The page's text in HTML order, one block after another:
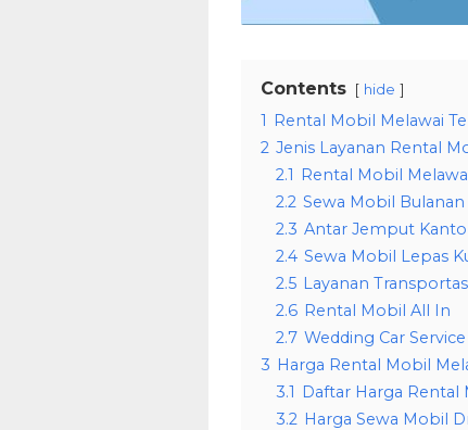
Contents hide
1 Rental Mobil Melawai
2 Jenis Layanan Rental
2.1 Rental Mobil
2.2 Sewa Mobil Bulanan
2.3 Antar Jemput
2.4 Sewa Mobil Lepas
2.5 Layanan
2.6 Rental Mobil All In
2.7 Wedding Car Service
3 Harga Rental Mobil
3.1 Daftar Harga Rental
3.2 Harga Sewa Mobil